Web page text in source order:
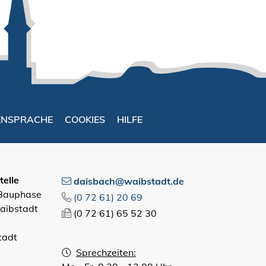
COOKIES HILFE
daisbach@waibstadt.de
(0 72 61) 20 69
(0 72 61) 65 52 30
Sprechzeiten: